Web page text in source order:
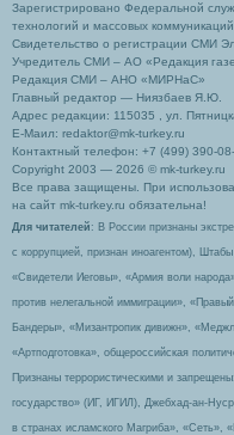
Зарегистрировано Федеральной
технологий и массовых
Свидетельство о регистрации СМИ
Учредитель СМИ – АО «Редакция
Редакция СМИ – АНО «МИРНаС»
Главный редактор — Ниязбаев Я.Ю.
Адрес редакции: 115035 , ул.
Е-Маил: redaktor@mk-turkey.ru
Контактный телефон: +7 (499) 390-
Copyright 2003 — 2026 © mk-turkey.ru
Все права защищены. При
на сайт mk-turkey.ru обязательна!
Для читателей : В России признаны
с коррупцией, признан иноагентом),
«Свидетели Иеговы», «Армия воли
против нелегальной иммиграции»,
Бандеры», «Мизантропик дивижн»,
«Артподготовка», общероссийская
Признаны террористическими и
государство» (ИГ, ИГИЛ), Джебхад-ан-
в странах исламского Магриба», «Сеть»,